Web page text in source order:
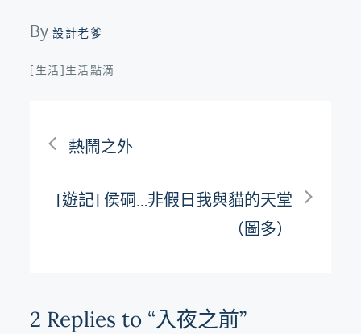
By設計老爹
[生活]生活點滴
文
章
熱鬧之外
[遊記] 侯硐…非假日我與貓的天堂
（圖多）
2 Replies to “入夜之前”